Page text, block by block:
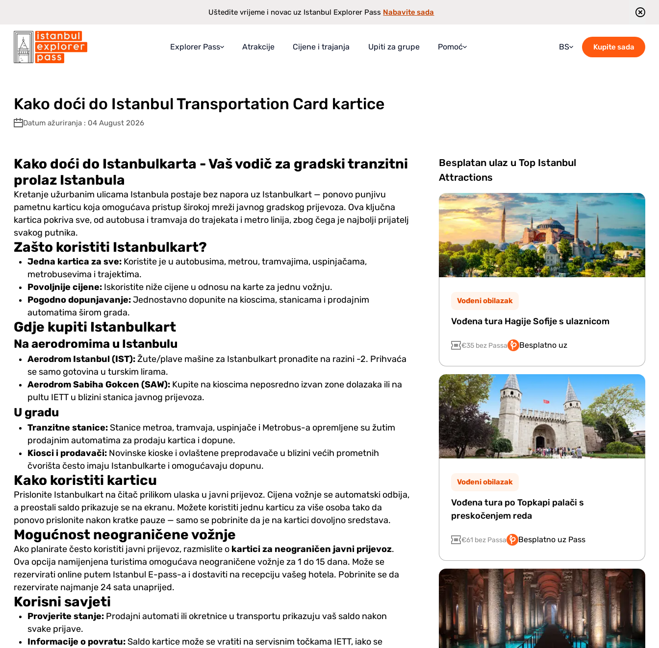
Uštedite vrijeme i novac uz Istanbul Explorer Pass Nabavite sada
Explorer Pass
Kako to funkcioniše
Atrakcije Cijene i trajanja Upiti za grupe Pomoć BS
Portuguese
Russian
Spanish
Kupite sada
Istanbul Explorer Pass
Kako doći do Istanbul Transportation Card kartice
Datum ažuriranja : 04 August 2026
Kako doći do Istanbulkarta - Vaš vodič za gradski tranzitni
prolaz Istanbula
Kretanje užurbanim ulicama Istanbula postaje bez napora uz Istanbulkart — ponovo punjivu
pametnu karticu koja omogućava pristup širokoj mreži javnog gradskog prijevoza. Ova ključna
kartica pokriva sve, od autobusa i tramvaja do trajekata i metro linija, zbog čega je najbolji prijatelj
svakog putnika.
Zašto koristiti Istanbulkart?
Jedna kartica za sve:Koristite je u autobusima, metrou, tramvajima, uspinjačama,
metrobusevima i trajektima.
Povoljnije cijene:Iskoristite niže cijene u odnosu na karte za jednu vožnju.
Pogodno dopunjavanje:Jednostavno dopunite na kioscima, stanicama i prodajnim
automatima širom grada.
Gdje kupiti Istanbulkart
Na aerodromima u Istanbulu
Aerodrom Istanbul (IST):Žute/plave mašine za Istanbulkart pronađite na razini -2. Prihvaća
se samo gotovina u turskim lirama.
Aerodrom Sabiha Gokcen (SAW):Kupite na kioscima neposredno izvan zone dolazaka ili na
pultu IETT u blizini stanica javnog prijevoza.
U gradu
Tranzitne stanice:Stanice metroa, tramvaja, uspinjače i Metrobus-a opremljene su žutim
prodajnim automatima za prodaju kartica i dopune.
Kiosci i prodavači:Novinske kioske i ovlaštene preprodavače u blizini većih prometnih
čvorišta često imaju Istanbulkarte i omogućavaju dopunu.
Kako koristiti karticu
Prislonite Istanbulkart na čitač prilikom ulaska u javni prijevoz. Cijena vožnje se automatski odbija,
a preostali saldo prikazuje se na ekranu. Možete koristiti jednu karticu za više osoba tako da
ponovo prislonite nakon kratke pauze — samo se pobrinite da je na kartici dovoljno sredstava.
Mogućnost neograničene vožnje
Ako planirate često koristiti javni prijevoz, razmislite o kartici za neograničen javni prijevoz.
Ova opcija namijenjena turistima omogućava neograničene vožnje za 1 do 15 dana. Može se
rezervirati online putem Istanbul E-pass-a i dostaviti na recepciju vašeg hotela. Pobrinite se da
rezervirate najmanje 24 sata unaprijed.
Korisni savjeti
Provjerite stanje:Prodajni automati ili okretnice u transportu prikazuju vaš saldo nakon
svake prijave.
Informacije o povratu:Saldo kartice može se vratiti na servisnim točkama IETT, iako se
Besplatan ulaz u Top Istanbul
Attractions
Vođeni obilazak
Vođena tura Hagije Sofije s ulaznicom
€35 bez Passa Besplatno uz
Vođeni obilazak
Vođena tura po Topkapi palači s
preskočenjem reda
€61 bez Passa Besplatno uz Pass